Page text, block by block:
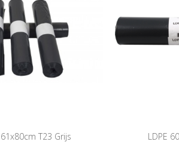
T23 Grijs LDPE